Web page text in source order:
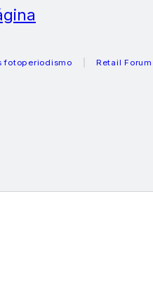
Retail Forum